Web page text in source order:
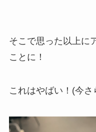
そこで思った以上に
ことに！
これはやばい！(今さ